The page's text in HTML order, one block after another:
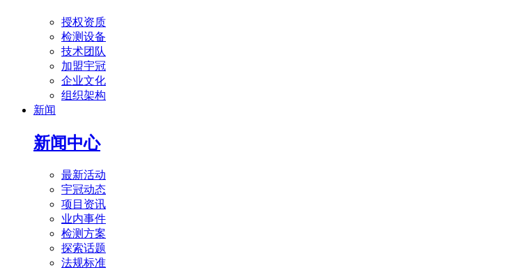
授权资质
检测设备
技术团队
加盟宇冠
企业文化
组织架构
新闻
新闻中心
最新活动
宇冠动态
项目资讯
业内事件
检测方案
探索话题
法规标准